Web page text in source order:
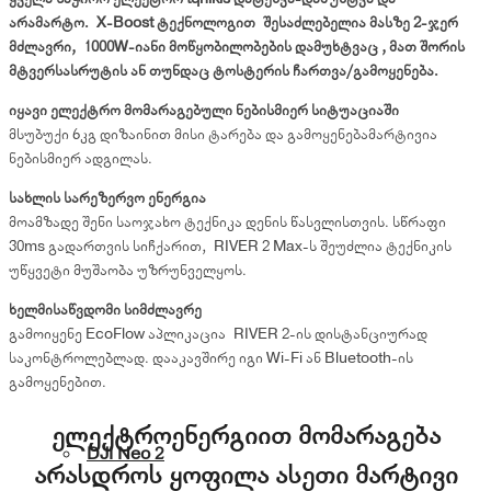
DJI Neo 2
არამარტო. X-Boost ტექნოლოგით შესაძლებელია მასზე 2-ჯერ
მძლავრი, 1000W-იანი მოწყობილობების დამუხტვაც , მათ შორის
მტვერსასრუტის ან თუნდაც ტოსტერის ჩართვა/გამოყენება.
იყავი ელექტრო მომარაგებული ნებისმიერ სიტუაციაში
მსუბუქი 6კგ დიზაინით მისი ტარება და გამოყენებამარტივია
ნებისმიერ ადგილას.
სახლის სარეზერვო ენერგია
მოამზადე შენი საოჯახო ტექნიკა დენის წასვლისთვის. სწრაფი
30ms გადართვის სიჩქარით, RIVER 2 Max-ს შეუძლია ტექნიკის
უწყვეტი მუშაობა უზრუნველყოს.
ხელმისაწვდომი სიმძლავრე
გამოიყენე EcoFlow აპლიკაცია RIVER 2-ის დისტანციურად
საკონტროლებლად. დააკავშირე იგი Wi-Fi ან Bluetooth-ის
გამოყენებით.
ელექტროენერგიით მომარაგება
არასდროს ყოფილა ასეთი მარტივი